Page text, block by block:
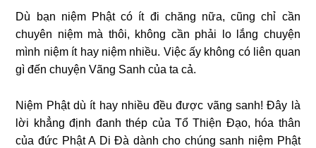
Dù bạn niệm Phật có ít đi chăng nữa, cũng chỉ cần
chuyên niệm mà thôi, không cần phải lo lắng chuyện
mình niệm ít hay niệm nhiều. Việc ấy không có liên quan
gì đến chuyện Vãng Sanh của ta cả.
Niệm Phật dù ít hay nhiều đều được vãng sanh! Đây là
lời khẳng định đanh thép của Tổ Thiện Đạo, hóa thân
của đức Phật A Di Đà dành cho chúng sanh niệm Phật